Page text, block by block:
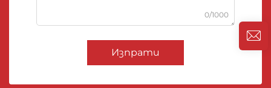
0/1000
Изпрати